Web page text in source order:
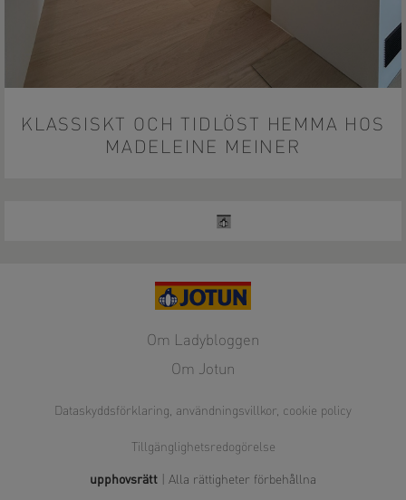
KLASSISKT OCH TIDLÖST HEMMA HOS
MADELEINE MEINER
Om Ladybloggen
Om Jotun
Dataskyddsförklaring, användningsvillkor, cookie policy
Tillgänglighetsredogörelse
upphovsrätt | Alla rättigheter förbehållna